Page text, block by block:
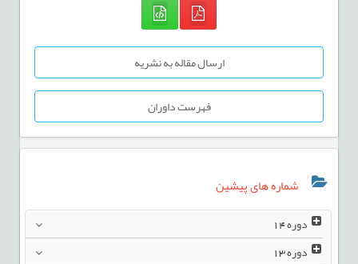
ارسال مقاله به نشریه
فهرست داوران
شماره های پیشین
دوره14
دوره13